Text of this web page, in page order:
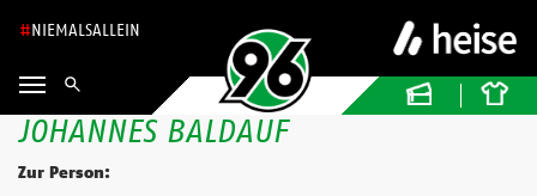
NIEMALSALLEIN
JOHANNES BALDAUF
Zur Person: